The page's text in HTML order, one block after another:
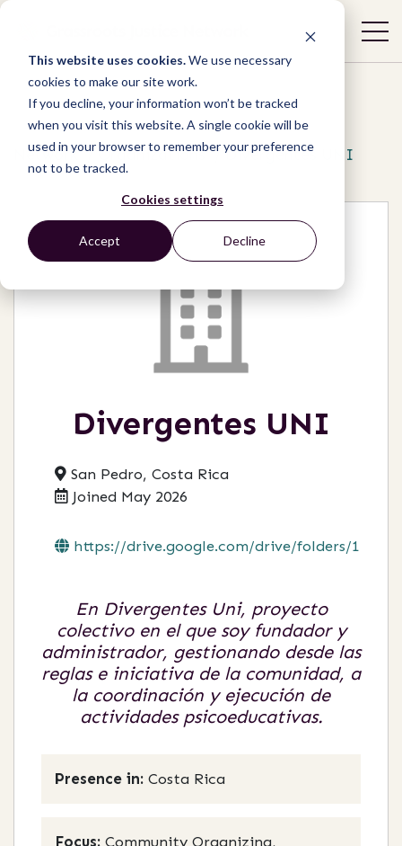
This website uses cookies.We use necessary
cookies to make our site work.
If you decline, your information won’t be tracked
when you visit this website. A single cookie will be
used in your browser to remember your preference
not to be tracked.
Cookies settings
Accept Decline
Network / Organizations / Divergentes UNI
Divergentes UNI
San Pedro, Costa Rica
Joined May 2026
https://drive.google.com/drive/folders/1...
En Divergentes Uni, proyecto
colectivo en el que soy fundador y
administrador, gestionando desde las
reglas e iniciativa de la comunidad, a
la coordinación y ejecución de
actividades psicoeducativas.
Presence in: Costa Rica
Focus: Community Organizing,